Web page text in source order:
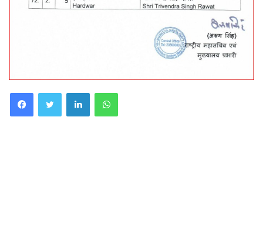
FacebookTwitter LinkedInWhatsApp